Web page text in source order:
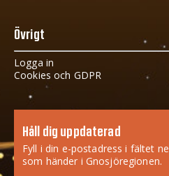
Övrigt
Logga in
Cookies och GDPR
Håll dig uppdaterad
Fyll i din e-postadress i fältet
som händer i Gnosjöregionen.